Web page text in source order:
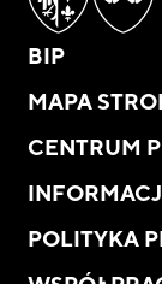
BIP
MAPA
CENTRUM
POLITYKA